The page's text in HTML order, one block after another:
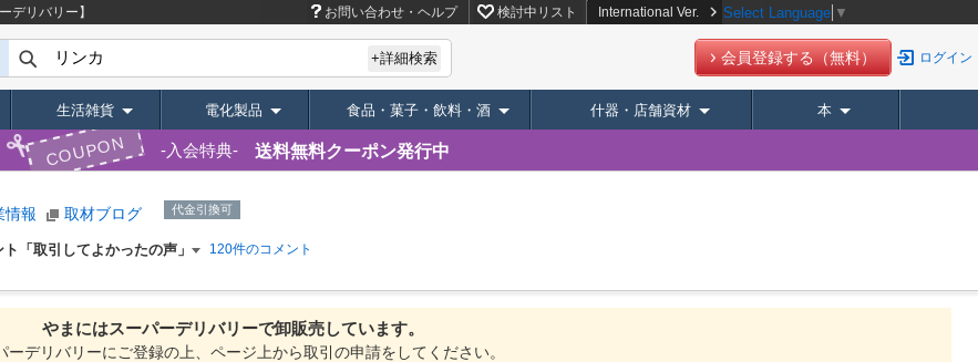
デリバリー】 お問い合わせ・ヘルプ 検討中リスト International Ver. Select Language ▼
+詳細検索 会員登録する（無料） ログイン
生活雑貨 電化製品 食品・菓子・飲料・酒 什器・店舗資材 本
COUPON 入会特典 送料無料クーポン発行中
情報 取材ブログ 代金引換可
「取引してよかったの声」 120件のコメント
やまにはスーパーデリバリーで卸販売しています。
ーデリバリーにご登録の上、ページ上から取引の申請をしてください。